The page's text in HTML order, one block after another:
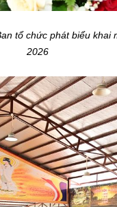
tổ chức phát biểu khai
2026